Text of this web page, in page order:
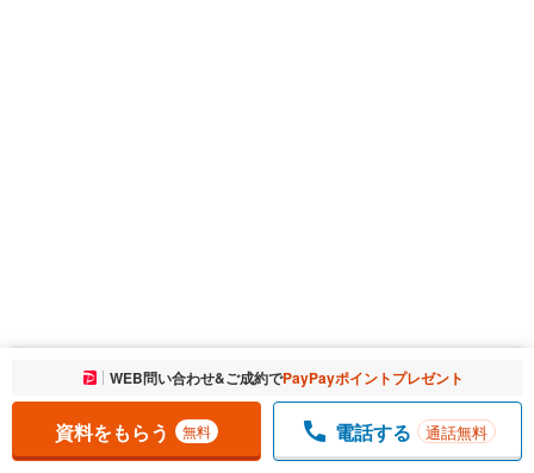
お気に入りに追加しました。 一覧を開く
WEB問い合わせ&ご成約でPayPayポイントプレゼント
資料をもらう 無料 電話する 通話無料